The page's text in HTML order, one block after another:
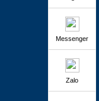
Messenger
Zalo